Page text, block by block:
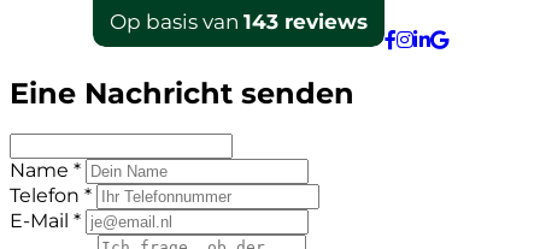
Eine Nachricht senden
Name *
Telefon *
E-Mail *